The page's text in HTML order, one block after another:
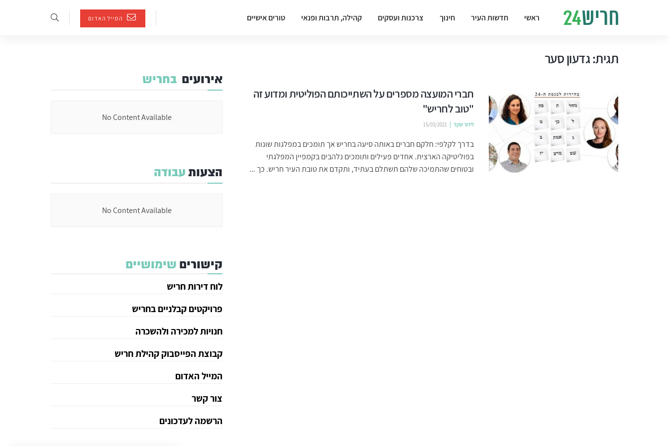
ראשי חדשות העיר חינוך צרכנות ועסקים קהילה, תרבות ופנאי טורים אישיים המייל האדום
תגית:גדעון סער
חברי המועצה מספרים על השתייכותם הפוליטית ומדוע זה
"טוב לחריש"
לידור שקד 15/03/2021
בדרך לקלפי: חלקם חברים באותה סיעה בחריש אך תומכים במפלגות שונות
בפוליטיקה הארצית. אחדים פעילים ותומכים נלהבים בקמפיין המפלגתי
ובטוחים שהתמיכה שלהם תשתלם בעתיד, ותקדם את טובת העיר חריש. כך ...
אירועים בחריש
No Content Available
הצעותעבודה
No Content Available
קישורים שימושיים
לוח דירות חריש
פרויקטים קבלניים בחריש
חנויות למכירה ולהשכרה
קבוצת הפייסבוק קהילת חריש
המייל האדום
צור קשר
הרשמה לעדכונים